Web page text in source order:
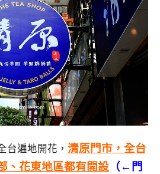
台遍地開花， 清原門市，全台
、花東地區都有開設 （←門